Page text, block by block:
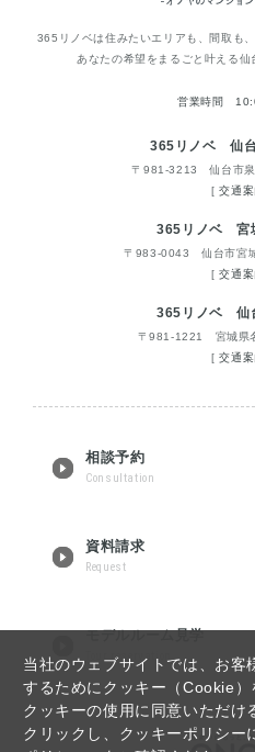
当社のウェブサイトでは、お客
するためにクッキー（Cookie）
クッキーの使用に同意いただけ
クリックし、クッキーポリシー
365リノベは住みたいエリアも、間取も
あなたの希望をまるごと叶える仙
営業時間
365リノベ 仙
〒981-3213 仙台市泉
[交通案
365リノベ 宮
〒983-0043 仙台市宮
[交通案
365リノベ 仙
〒981-1221 宮城県
[交通案
相談予約
Consultation
資料請求
Request
モデルルーム見学
Tour reservation